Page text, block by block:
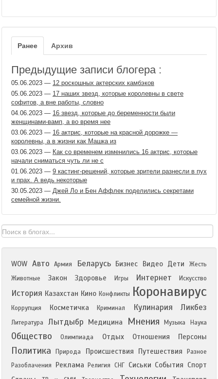
Ранее Архив
Предыдущие записи блогера :
05.06.2023 — 12 роскошных актерских камбэков
05.06.2023 — 17 наших звезд, которые королевны в свете
софитов, а вне работы, словно
04.06.2023 — 16 звезд, которые до беременности были
женщинами-вамп, а во время нее
03.06.2023 — 16 актрис, которые на красной дорожке —
королевны, а в жизни как Машка из
03.06.2023 — Как со временем изменились 16 актрис, которые
начали сниматься чуть ли не с
01.06.2023 — 9 кастинг-решений, которые зрители разнесли в пух
и прах. А ведь некоторые
30.05.2023 — Джей Ло и Бен Аффлек поделились секретами
семейной жизни.
WOW Авто Армия Беларусь Бизнес Видео Дети
Жесть
Животные
Закон Здоровье Игры Интернет Искусство
История Казахстан Кино Конфликты Коронавирус
Коррупция Косметичка Криминал Кулинария Ликбез
Литература Лытдыбр Медицина Мнения Музыка Наука
Общество Олимпиада Отдых Отношения Персоны
Политика Природа Происшествия Путешествия
Разное
Разоблачения
Реклама Религия СНГ Сиськи События Спорт